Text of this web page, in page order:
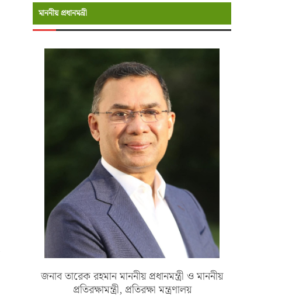
মাননীয় প্রধানমন্রী
জনাব তারেক রহমান মাননীয় প্রধানমন্ত্রী ও মাননীয়
প্রতিরক্ষামন্ত্রী, প্রতিরক্ষা মন্ত্রণালয়